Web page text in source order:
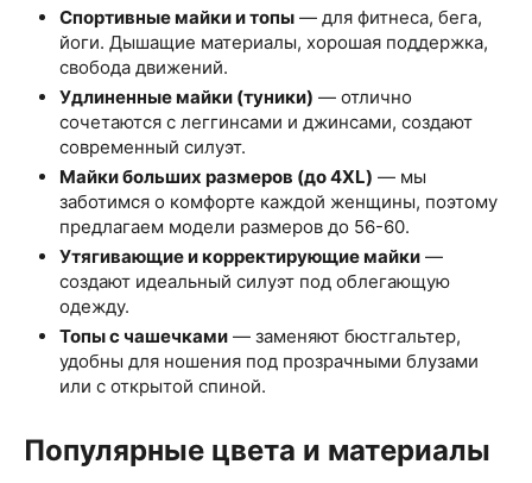
Спортивные майки и топы — для фитнеса, бега,
йоги. Дышащие материалы, хорошая поддержка,
свобода движений.
Удлиненные майки (туники) — отлично
сочетаются с леггинсами и джинсами, создают
современный силуэт.
Майки больших размеров (до 4XL) — мы
заботимся о комфорте каждой женщины, поэтому
предлагаем модели размеров до 56-60.
Утягивающие и корректирующие майки —
создают идеальный силуэт под облегающую
одежду.
Топы с чашечками — заменяют бюстгальтер,
удобны для ношения под прозрачными блузами
или с открытой спиной.
Популярные цвета и материалы